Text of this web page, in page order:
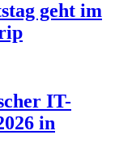
geht im
IT-
in